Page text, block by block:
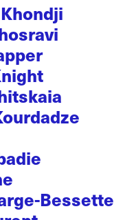
Bessette